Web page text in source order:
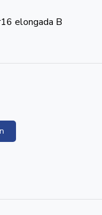
elongada B